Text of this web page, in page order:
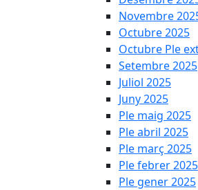
Novembre
Octubre 2025
Octubre Ple
Setembre 2025
Juliol 2025
Juny 2025
Ple maig 2025
Ple abril 2025
Ple març 2025
Ple febrer 2025
Ple gener 2025